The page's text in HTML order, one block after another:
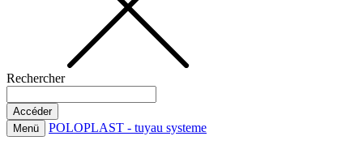
Rechercher
Menü POLOPLAST - tuyau systeme